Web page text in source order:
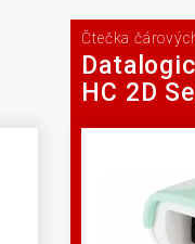
Čtečka
HC 2D